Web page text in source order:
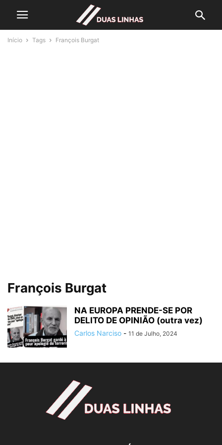
Início Tags François Burgat
François Burgat
NA EUROPA PRENDE-SE POR
DELITO DE OPINIÃO (outra vez)
Carlos Narciso - 11 de Julho, 2024